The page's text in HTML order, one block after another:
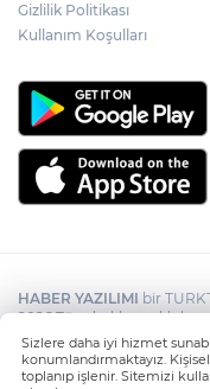
Gizlilik Politikası
Kullanım Koşulları
HABER YAZILIMI bir
2026 Tüm hakları saklıdır.
Sizlere daha iyi hizmet
konumlandırmaktayız.
toplanıp işlenir. Sitemizi